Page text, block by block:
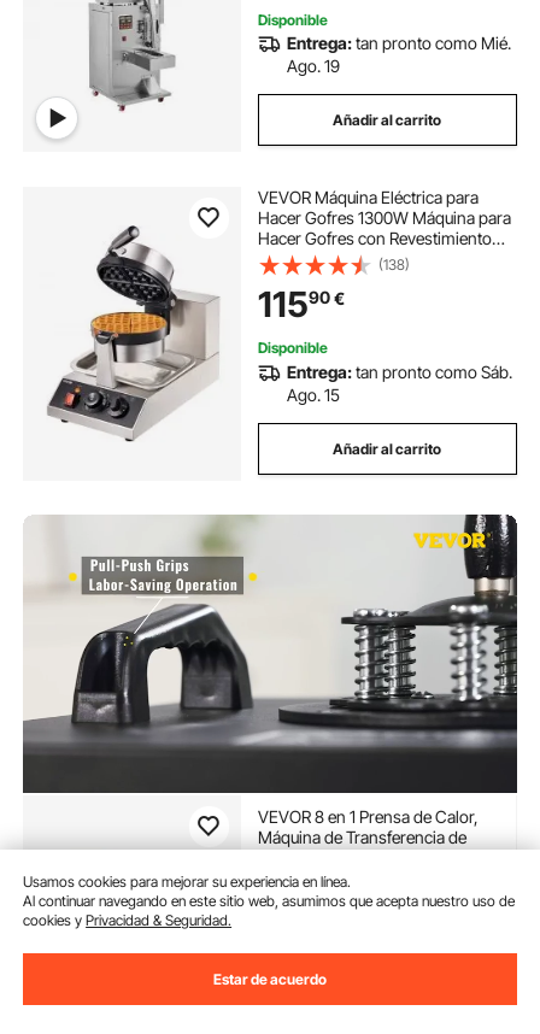
Disponible
Entrega:tan pronto como Mié.
Ago. 19
Añadir al carrito
VEVOR Máquina Eléctrica para
Hacer Gofres 1300W Máquina para
Hacer Gofres con Revestimiento
Antiadherente 190,5x190,5mm
Máquina para Hacer Croque-
monsieur 50-300°C Calentador de
Doble Cara para Fiesta
(138)
11590€
Disponible
Entrega:tan pronto como Sáb.
Ago. 15
Añadir al carrito
VEVOR 8 en 1 Prensa de Calor,
Máquina de Transferencia de
Máquina de Impresión de Calor
con Pantalla LED Digital Color
Disponible
Usamos cookies para mejorar su experiencia en línea.
Al continuar navegando en este sitio web, asumimos que acepta nuestro uso de
cookies yPrivacidad & Seguridad.
Estar de acuerdo